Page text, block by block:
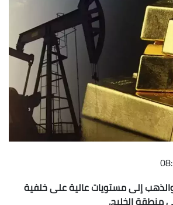
إلى مستويات عالية على خلفية
الخليج.